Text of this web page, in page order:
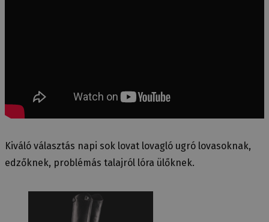
Kiváló választás napi sok lovat lovagló ugró lovasoknak,
edzőknek, problémás talajról lóra ülőknek.